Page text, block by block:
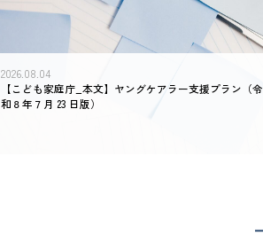
2026.08.04
【こども家庭庁_本文】ヤングケアラー支援プラン（令
和８年７月 23 日版）